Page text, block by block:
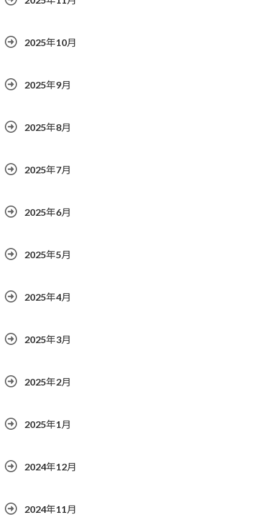
2025年10月
2025年9月
2025年8月
2025年7月
2025年6月
2025年5月
2025年4月
2025年3月
2025年2月
2025年1月
2024年12月
2024年11月